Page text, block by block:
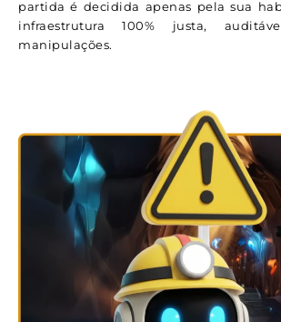
partida é decidida apenas pela sua
infraestrutura 100% justa,
manipulações.